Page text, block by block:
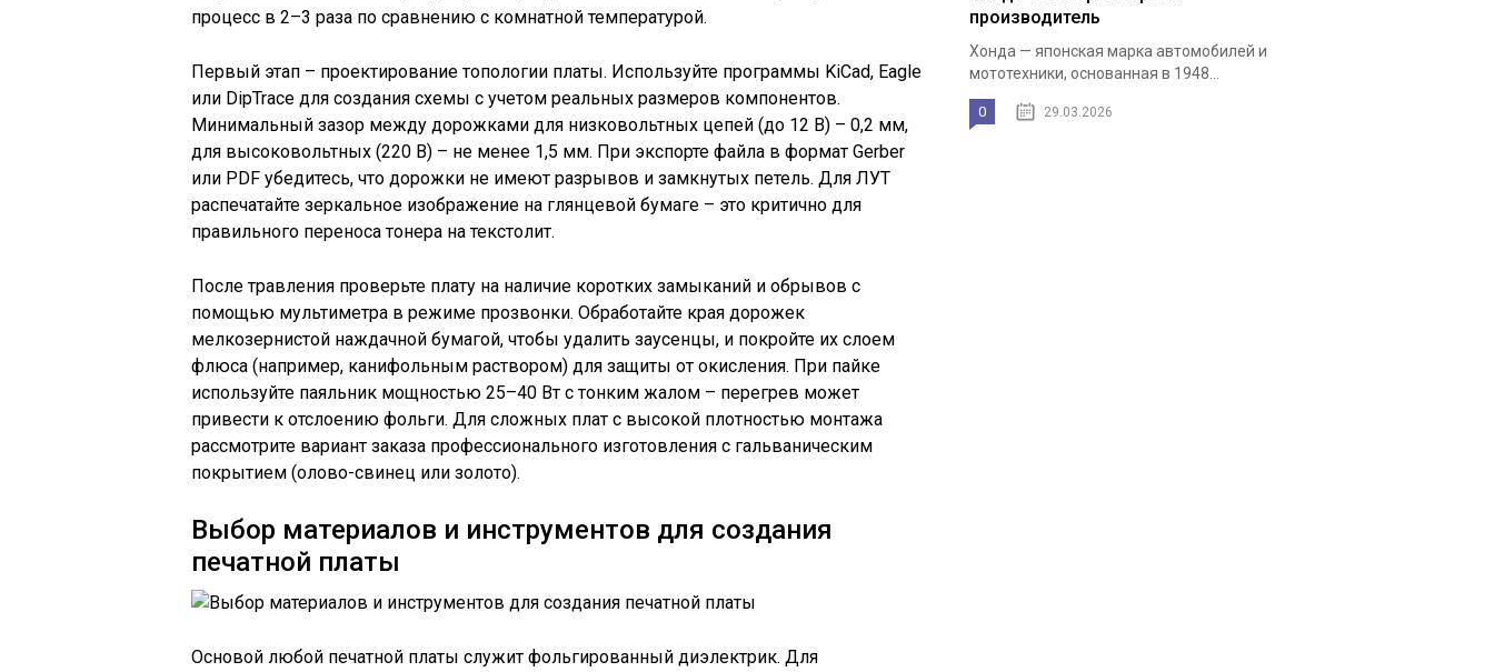
процесс в 2–3 раза по сравнению с комнатной температурой.
Первый этап – проектирование топологии платы. Используйте программы KiCad, Eagle
или DipTrace для создания схемы с учетом реальных размеров компонентов.
Минимальный зазор между дорожками для низковольтных цепей (до 12 В) – 0,2 мм,
для высоковольтных (220 В) – не менее 1,5 мм. При экспорте файла в формат Gerber
или PDF убедитесь, что дорожки не имеют разрывов и замкнутых петель. Для ЛУТ
распечатайте зеркальное изображение на глянцевой бумаге – это критично для
правильного переноса тонера на текстолит.
После травления проверьте плату на наличие коротких замыканий и обрывов с
помощью мультиметра в режиме прозвонки. Обработайте края дорожек
мелкозернистой наждачной бумагой, чтобы удалить заусенцы, и покройте их слоем
флюса (например, канифольным раствором) для защиты от окисления. При пайке
используйте паяльник мощностью 25–40 Вт с тонким жалом – перегрев может
привести к отслоению фольги. Для сложных плат с высокой плотностью монтажа
рассмотрите вариант заказа профессионального изготовления с гальваническим
покрытием (олово-свинец или золото).
Выбор материалов и инструментов для создания
печатной платы
Основой любой печатной платы служит фольгированный диэлектрик. Для
производитель
Хонда — японская марка автомобилей и
мототехники, основанная в 1948...
0 29.03.2026